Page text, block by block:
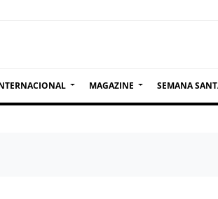
MAGAZINE SEMANA